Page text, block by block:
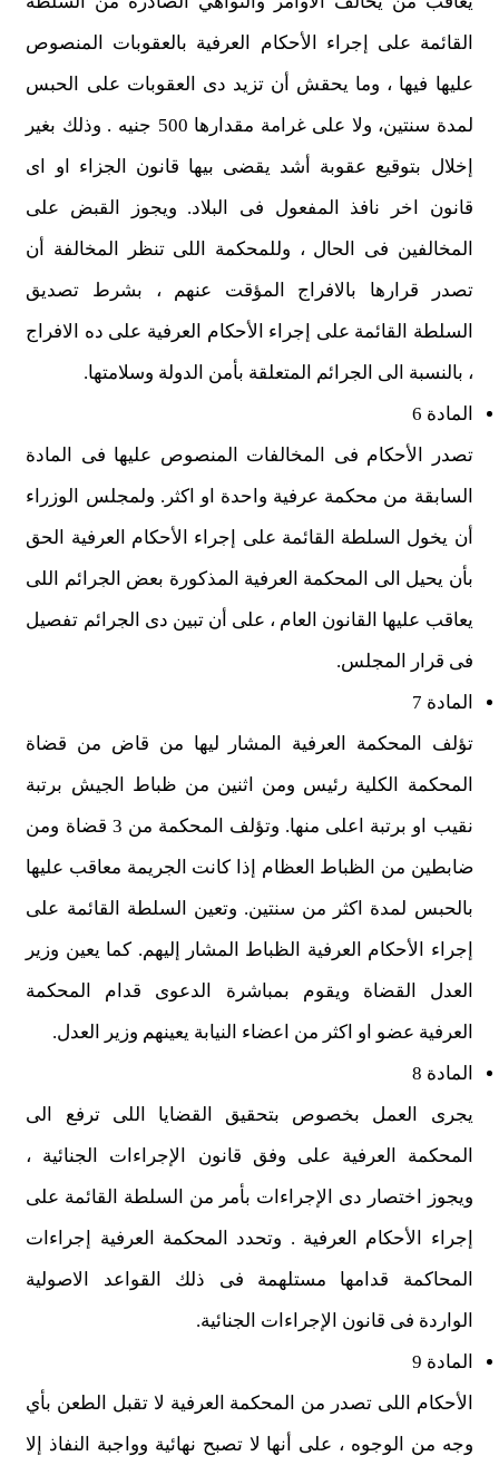
القائمة على إجراء الأحكام العرفية بالعقوبات المنصوص
عليها فيها ، وما يحقش أن تزيد دى العقوبات على الحبس
لمدة سنتين، ولا على غرامة مقدارها 500 جنيه . وذلك بغير
إخلال بتوقيع عقوبة أشد يقضى بيها قانون الجزاء او اى
قانون اخر نافذ المفعول فى البلاد. ويجوز القبض على
المخالفين فى الحال ، وللمحكمة اللى تنظر المخالفة أن
تصدر قرارها بالافراج المؤقت عنهم ، بشرط تصديق
السلطة القائمة على إجراء الأحكام العرفية على ده الافراج
، بالنسبة الى الجرائم المتعلقة بأمن الدولة وسلامتها.
المادة 6
تصدر الأحكام فى المخالفات المنصوص عليها فى المادة
السابقة من محكمة عرفية واحدة او اكثر. ولمجلس الوزراء
أن يخول السلطة القائمة على إجراء الأحكام العرفية الحق
بأن يحيل الى المحكمة العرفية المذكورة بعض الجرائم اللى
يعاقب عليها القانون العام ، على أن تبين دى الجرائم تفصيل
فى قرار المجلس.
المادة 7
تؤلف المحكمة العرفية المشار ليها من قاض من قضاة
المحكمة الكلية رئيس ومن اثنين من ظباط الجيش برتبة
نقيب او برتبة اعلى منها. وتؤلف المحكمة من 3 قضاة ومن
ضابطين من الظباط العظام إذا كانت الجريمة معاقب عليها
بالحبس لمدة اكثر من سنتين. وتعين السلطة القائمة على
إجراء الأحكام العرفية الظباط المشار إليهم. كما يعين وزير
العدل القضاة ويقوم بمباشرة الدعوى قدام المحكمة
العرفية عضو او اكثر من اعضاء النيابة يعينهم وزير العدل.
المادة 8
يجرى العمل بخصوص بتحقيق القضايا اللى ترفع الى
المحكمة العرفية على وفق قانون الإجراءات الجنائية ،
ويجوز اختصار دى الإجراءات بأمر من السلطة القائمة على
إجراء الأحكام العرفية . وتحدد المحكمة العرفية إجراءات
المحاكمة قدامها مستلهمة فى ذلك القواعد الاصولية
الواردة فى قانون الإجراءات الجنائية.
المادة 9
الأحكام اللى تصدر من المحكمة العرفية لا تقبل الطعن بأي
وجه من الوجوه ، على أنها لا تصبح نهائية وواجبة النفاذ إلا